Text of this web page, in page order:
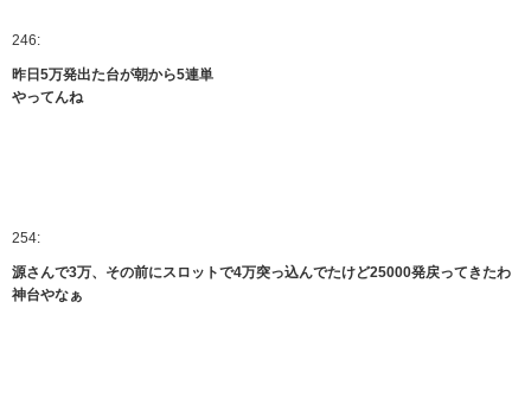
246:
昨日5万発出た台が朝から5連単
やってんね
254:
源さんで3万、その前にスロットで4万突っ込んでたけど25000発戻ってきたわ
神台やなぁ